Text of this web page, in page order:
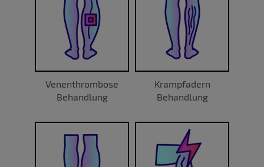
Venenthrombose
Behandlung
Krampfadern
Behandlung